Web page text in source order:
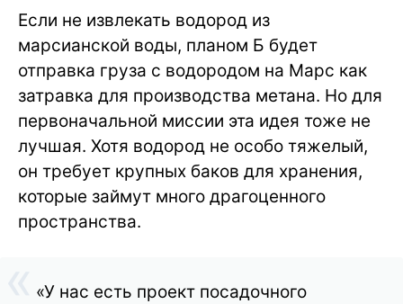
Если не извлекать водород из
марсианской воды, планом Б будет
отправка груза с водородом на Марс как
затравка для производства метана. Но для
первоначальной миссии эта идея тоже не
лучшая. Хотя водород не особо тяжелый,
он требует крупных баков для хранения,
которые займут много драгоценного
пространства.
«У нас есть проект посадочного